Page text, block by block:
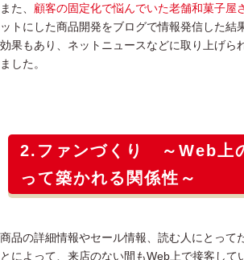
また、 顧客の固定化で悩んでいた老舗和菓子屋
ットにした商品開発をブログで情報発信した結
効果もあり、ネットニュースなどに取り上げら
ました。
2.ファンづくり ～Web上
って築かれる関係性～
商品の詳細情報やセール情報、読む人にとって
とによって、来店のない間もWeb上で接客して